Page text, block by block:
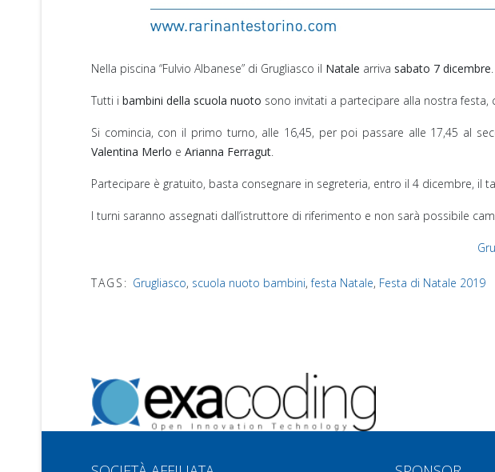
Nella piscina “Fulvio Albanese” di Grugliasco il Natale arriva sabato 7 dicembre
Tutti i bambini della scuola nuoto sono invitati a partecipare alla nostra festa,
Si comincia, con il primo turno, alle 16,45, per poi passare alle 17,45 al
Valentina Merlo e Arianna Ferragut
Partecipare è gratuito, basta consegnare in segreteria, entro il 4 dicembre, il
I turni saranno assegnati dall’istruttore di riferimento e non sarà possibile
TAGS: Grugliasco, scuola nuoto bambini,festa Natale, Festa di Natale 2019